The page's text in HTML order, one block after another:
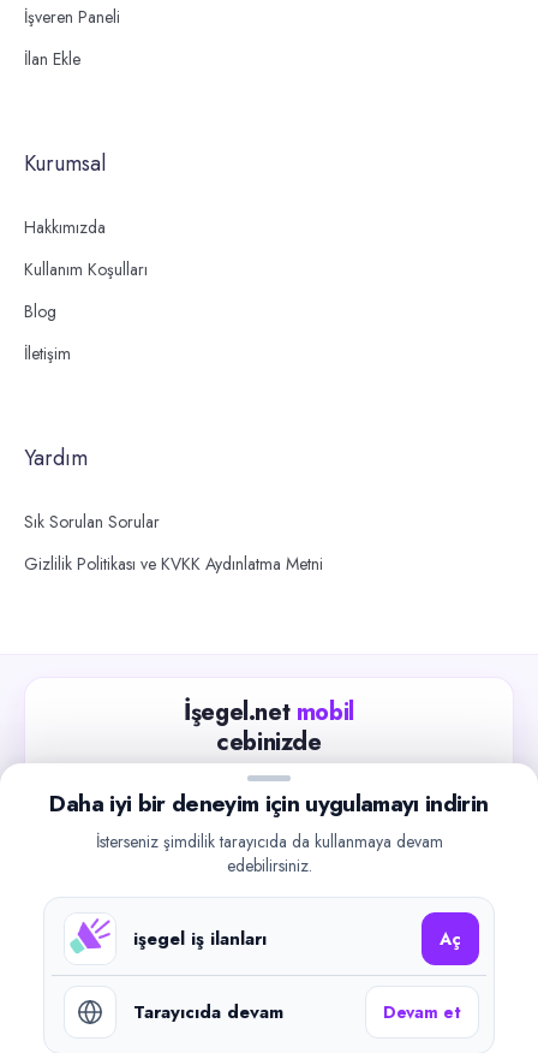
İşveren Paneli
İlan Ekle
Kurumsal
Hakkımızda
Kullanım Koşulları
Blog
İletişim
Yardım
Sık Sorulan Sorular
Gizlilik Politikası ve KVKK Aydınlatma Metni
İşegel.net mobil
cebinizde
Güncel iş ilanlarını takip edin, işverenlerle hızlıca
iletişime geçin.
Google Play
©2026işegel.net. Tüm hakları saklıdır.
Daha iyi bir deneyim için uygulamayı indirin
İsterseniz şimdilik tarayıcıda da kullanmaya devam
edebilirsiniz.
işegel iş ilanları Aç
Tarayıcıda devam Devam et